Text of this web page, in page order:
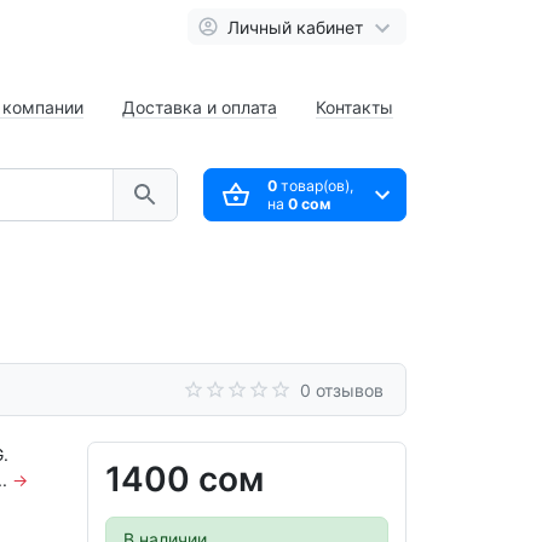
Личный кабинет
Доставка и оплата Контакты
0товар(ов),
на 0 сом
0 отзывов
1400 сом
→